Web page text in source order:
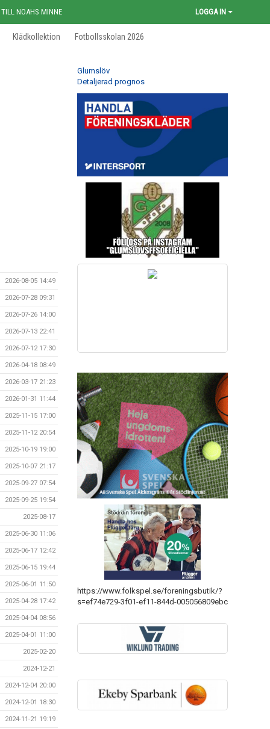
TILL NOAHS MINNE LOGGA IN
Klädkollektion Fotbollsskolan 2026
2026-08-05 14:49
2026-07-28 09:31
2026-07-26 14:00
2026-07-13 22:41
2026-07-12 17:30
2026-04-18 08:49
2026-03-17 21:23
2026-01-31 11:44
2025-11-15 17:00
2025-11-12 20:54
2025-10-19 19:00
2025-10-07 21:17
2025-09-27 07:54
2025-09-25 19:54
2025-08-17
2025-06-30 11:06
2025-06-17 12:42
2025-06-15 19:44
2025-06-01 11:50
2025-04-28 17:42
2025-04-04 08:56
2025-04-01 11:00
2025-02-20
2024-12-21
2024-12-04 20:00
2024-12-01 18:30
2024-11-21 19:19
Glumslöv
Detaljerad prognos
https://www.folkspel.se/foreningsbutik/?
s=ef74e729-3f01-ef11-844d-005056809ebc